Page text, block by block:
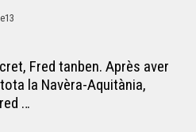
Los Secrets de Fred
Fred tanben. Après aver
la Navèra-Aquitània,
…